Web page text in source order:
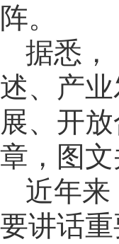
阵。
据悉，
述、产
展、开
章，图
近年来
要讲话